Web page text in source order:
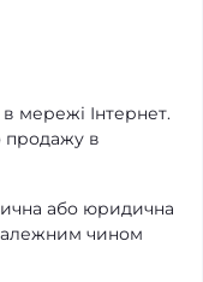
мережі Інтернет.
продажу в
або юридична
чином